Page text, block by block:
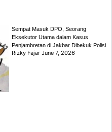
Sempat Masuk DPO, Seorang
Eksekutor Utama dalam Kasus
Penjambretan di Jakbar Dibekuk Polisi
Rizky FajarJune 7, 2026